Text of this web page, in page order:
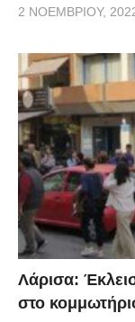
2 ΝΟΕΜΒΡΊΟΥ,
Λάρισα:
στο